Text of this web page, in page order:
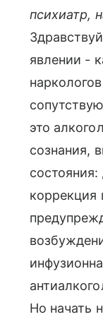
психиатр,
явлении -
это
сознания,
коррекция
Но начать